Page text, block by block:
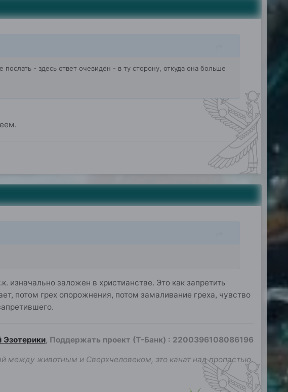
- здесь ответ очевиден - в ту сторону, откуда она больше
изначально заложен в христианстве. Это как запретить
потом грех опорожнения, потом замаливание греха, чувство
, Поддержать проект (Т-Банк) : 2200396108086196
между животным и Сверхчеловеком, это канат над пропастью.